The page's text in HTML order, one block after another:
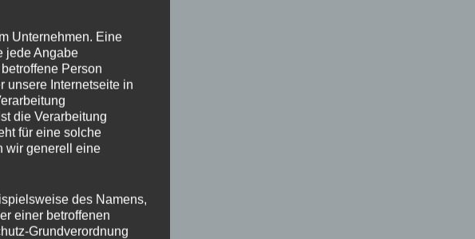
Unternehmen. Eine
jede Angabe
Person
unsere Internetseite in
die Verarbeitung
für eine solche
wir generell eine
des Namens,
einer betroffenen
Grundverordnung